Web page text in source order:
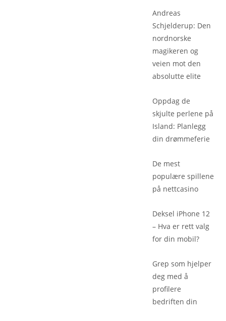
Andreas
Schjelderup: Den
nordnorske
magikeren og
veien mot den
absolutte elite
Oppdag de
skjulte perlene på
Island: Planlegg
din drømmeferie
De mest
populære spillene
på nettcasino
Deksel iPhone 12
– Hva er rett valg
for din mobil?
Grep som hjelper
deg med å
profilere
bedriften din